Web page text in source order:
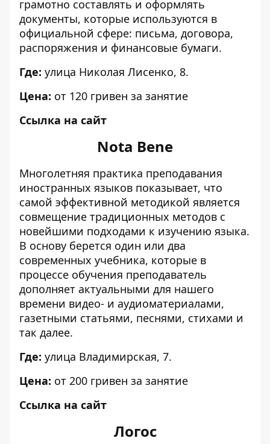
грамотно составлять и оформлять
документы, которые используются в
официальной сфере: письма, договора,
распоряжения и финансовые бумаги.
Где: улица Николая Лисенко, 8.
Цена: от 120 гривен за занятие
Ссылка на сайт
Nota Bene
Многолетняя практика преподавания
иностранных языков показывает, что
самой эффективной методикой является
совмещение традиционных методов с
новейшими подходами к изучению языка.
В основу берется один или два
современных учебника, которые в
процессе обучения преподаватель
дополняет актуальными для нашего
времени видео- и аудиоматериалами,
газетными статьями, песнями, стихами и
так далее.
Где: улица Владимирская, 7.
Цена: от 200 гривен за занятие
Ссылка на сайт
Логос